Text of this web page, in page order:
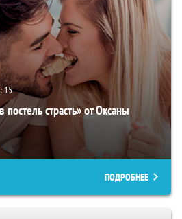
15
постель страсть» от Оксаны
ПОДРОБНЕЕ